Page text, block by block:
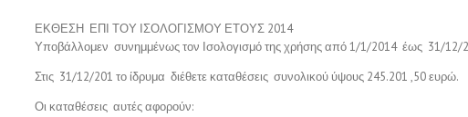
ΕΚΘΕΣΗ ΕΠΙ ΤΟΥ ΙΣΟΛΟΓΙΣΜΟΥ ΕΤΟΥΣ 2014
Υποβάλλομεν συνημμένως τον Ισολογισμό της χρήσης από 1/1/2014 έως 31/12/
Στις 31/12/201 το ίδρυμα διέθετε καταθέσεις συνολικού ύψους 245.201 ,50 ευρώ.
Οι καταθέσεις αυτές αφορούν: